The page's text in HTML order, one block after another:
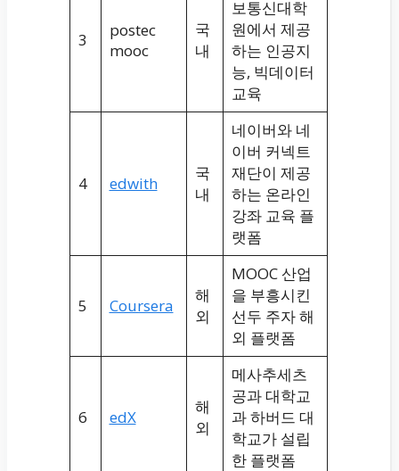
3
postec
mooc
국
내
보통신대학
원에서 제공
하는 인공지
능, 빅데이터
교육
4 edwith
국
내
네이버와 네
이버 커넥트
재단이 제공
하는 온라인
강좌 교육 플
랫폼
5 Coursera
해
외
MOOC 산업
을 부흥시킨
선두 주자 해
외 플랫폼
6 edX
해
외
메사추세츠
공과 대학교
과 하버드 대
학교가 설립
한 플랫폼